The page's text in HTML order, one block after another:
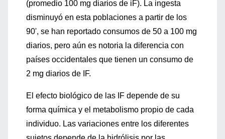
(promedio 100 mg diarios de iF). La ingesta
disminuyó en esta poblaciones a partir de los
90', se han reportado consumos de 50 a 100 mg
diarios, pero aún es notoria la diferencia con
países occidentales que tienen un consumo de
2 mg diarios de IF.
El efecto biológico de las IF depende de su
forma química y el metabolismo propio de cada
individuo. Las variaciones entre los diferentes